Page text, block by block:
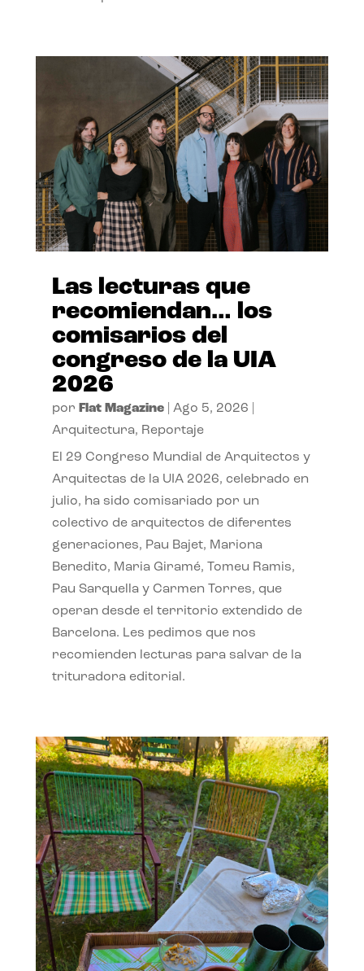
Las lecturas que
recomiendan… los
comisarios del
congreso de la UIA
2026
por Flat Magazine| Ago 5, 2026
Arquitectura, Reportaje
El 29 Congreso Mundial de Arquitectos y
Arquitectas de la UIA 2026, celebrado en
julio, ha sido comisariado por un
colectivo de arquitectos de diferentes
generaciones, Pau Bajet, Mariona
Benedito, Maria Giramé, Tomeu Ramis,
Pau Sarquella y Carmen Torres, que
operan desde el territorio extendido de
Barcelona. Les pedimos que nos
recomienden lecturas para salvar de la
trituradora editorial.